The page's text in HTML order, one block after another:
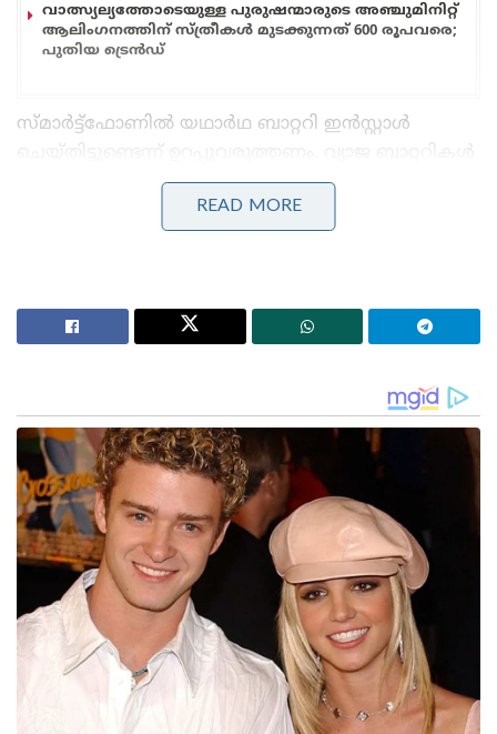
വാത്സ്യല്യത്തോടെയുള്ള പുരുഷന്മാരുടെ അഞ്ചുമിനിറ്റ്
ആലിംഗനത്തിന് സ്ത്രീകൾ മുടക്കുന്നത് 600 രൂപവരെ;
പുതിയ ട്രെൻഡ്
സ്മാർട്ട്‌ഫോണിൽ യഥാർഥ ബാറ്ററി ഇൻസ്റ്റാൾ
ചെയ്തിട്ടുണ്ടെന്ന് ഉറപ്പുവരുത്തണം. വ്യാജ ബാറ്ററികൾ
ശരിയായ വോൾട്ടേജ് ഫോണിന് നൽകുന്നില്ല.
ഇക്കാരണത്താൽ ഫോൺ പൊട്ടിത്തെറിക്കാനുള്ള
സ്മാർട്ട്ഫോൺ ബാറ്ററികളിൽ ലിഥിയം അയൺ
നിലനിൽക്കുകയോ ഗെയിമിംഗിനോ മറ്റ്
ആവശ്യങ്ങൾക്കോ ഫോൺ അമിതമായി
ഉപയോഗിക്കുകയോ ചെയ്താൽ, ഒരുപക്ഷേ ബാറ്ററി
പൊട്ടിത്തെറിക്കാൻ കാരണമാകും.
അമിത ചാർജിംഗ് അല്ലെങ്കിൽ ഡിസ്ചാർജ്
ഫോൺ അമിതമായി ചാർജ് ചെയ്യുന്നതുമൂലം ബാറ്ററി
തകരാർ സംഭവിക്കാം.
ബാറ്ററി നിലവാരം
ഫോണിൽ സ്ഥാപിച്ചിരിക്കുന്ന ബാറ്ററിയുടെ
READ MORE